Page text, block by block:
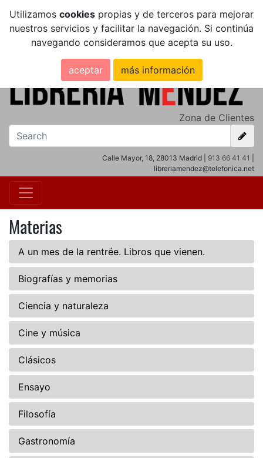
Utilizamos cookies propias y de terceros para mejorar
nuestros servicios y facilitar la navegación. Si continúa
navegando consideramos que acepta su uso.
aceptar más información
Zona de Clientes
Calle Mayor, 18, 28013 Madrid | 913 66 41 41
libreriamendez@telefonica.net
Materias
A un mes de la rentrée. Libros que vienen.
Biografías y memorias
Ciencia y naturaleza
Cine y música
Clásicos
Ensayo
Filosofía
Gastronomía